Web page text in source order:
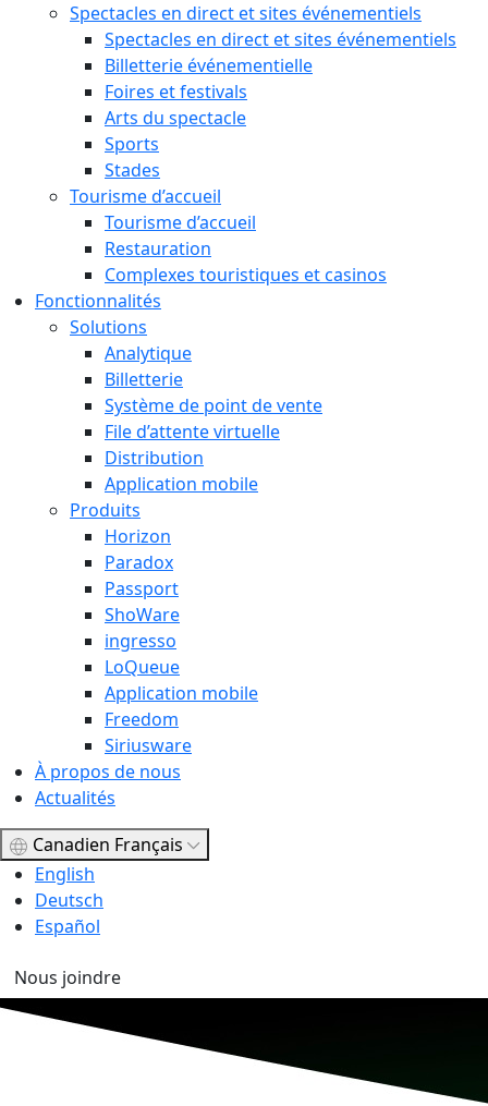
Spectacles en direct et sites événementiels
Spectacles en direct et sites événementiels
Billetterie événementielle
Foires et festivals
Arts du spectacle
Sports
Stades
Tourisme d’accueil
Tourisme d’accueil
Restauration
Complexes touristiques et casinos
Fonctionnalités
Solutions
Analytique
Billetterie
Système de point de vente
File d’attente virtuelle
Distribution
Application mobile
Produits
Horizon
Paradox
Passport
ShoWare
ingresso
LoQueue
Application mobile
Freedom
Siriusware
À propos de nous
Actualités
Canadien Français
English
Deutsch
Español
Nous joindre